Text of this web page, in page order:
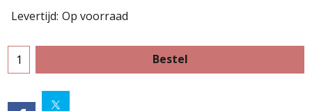
Levertijd: Op voorraad
Bestel